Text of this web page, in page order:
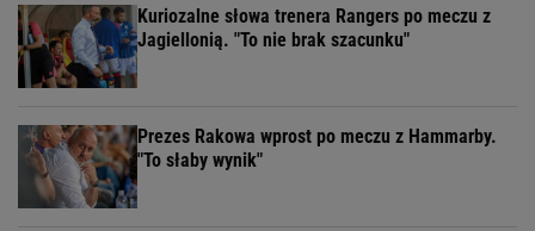
Kuriozalne słowa trenera Rangers po meczu z
Jagiellonią. "To nie brak szacunku"
Prezes Rakowa wprost po meczu z Hammarby.
"To słaby wynik"